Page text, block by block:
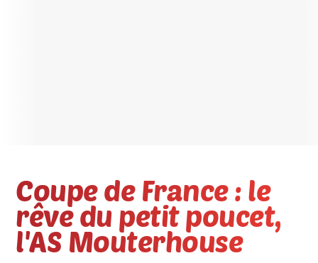
Coupe de France : le
rêve du petit poucet,
l'AS Mouterhouse